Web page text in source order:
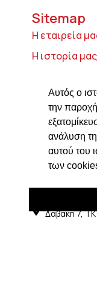
Αυτός ο
την
ανάλυση
αυτού του
των
Sitemap
Η εταιρεία
Η ιστορία μας
Προϊόντα
Τοσίτσα
Delicatessen
Συνταγές
Επικοινωνία
Δαβάκη 7,